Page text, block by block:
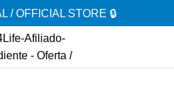
/ OFFICIAL STORE 🔒